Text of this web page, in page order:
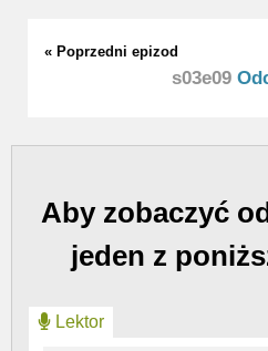
« Poprzedni epizod
s03e09
Aby zobaczyć
jeden z
Lektor